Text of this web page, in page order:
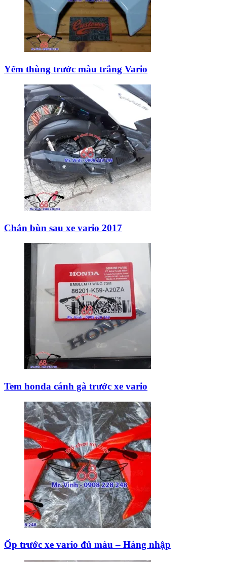
Yếm thùng trước màu trắng Vario
Chắn bùn sau xe vario 2017
Tem honda cánh gà trước xe vario
Ốp trước xe vario đủ màu – Hàng nhập